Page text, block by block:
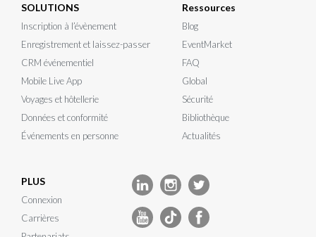
SOLUTIONS
Inscription à l’évènement
Enregistrement et laissez-passer
CRM événementiel
Mobile Live App
Voyages et hôtellerie
Données et conformité
Événements en personne
Ressources
Blog
EventMarket
FAQ
Global
Sécurité
Bibliothèque
Actualités
PLUS
Connexion
Carrières